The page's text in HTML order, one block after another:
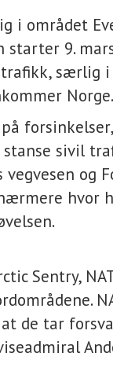
i området
starter 9.
særlig i
Norge.
sivil
vegvesen og
hvor
Sentry,
de tar